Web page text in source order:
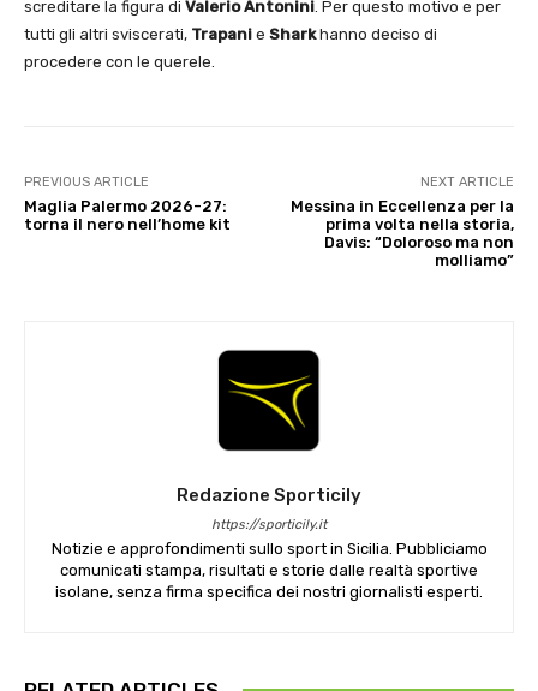
screditare la figura di Valerio Antonini. Per questo motivo e per
tutti gli altri sviscerati, Trapani e Sharkhanno deciso di
procedere con le querele.
PREVIOUS ARTICLE
Maglia Palermo 2026-27:
torna il nero nell’home kit
NEXT ARTICLE
Messina in Eccellenza per la
prima volta nella storia,
Davis: “Doloroso ma non
molliamo”
Redazione Sporticily
https://sporticily.it
Notizie e approfondimenti sullo sport in Sicilia. Pubbliciamo
comunicati stampa, risultati e storie dalle realtà sportive
isolane, senza firma specifica dei nostri giornalisti esperti.